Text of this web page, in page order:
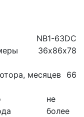
NB1-63DC
36х86х78
месяцев 66
не
более